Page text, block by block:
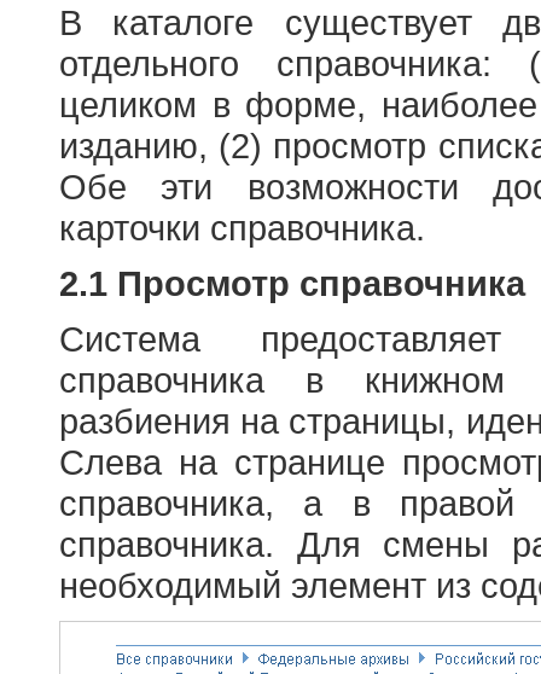
В каталоге существует
отдельного
целиком в форме,
изданию, (2) просмотр
Обе эти возможности
карточки справочника.
2.1 Просмотр справочника
Система
справочника в
разбиения на страницы,
Слева на странице
справочника, а в правой
справочника. Для смены
необходимый элемент из